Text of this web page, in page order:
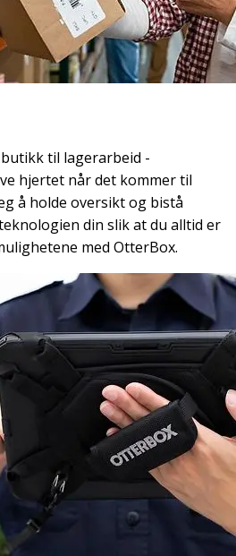
til lagerarbeid -
hjertet når det kommer til
å holde oversikt og bistå
din slik at du alltid er
med OtterBox.